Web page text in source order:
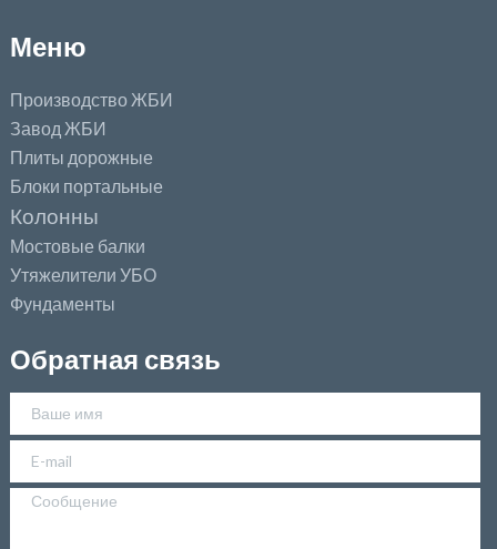
Меню
Производство ЖБИ
Завод ЖБИ
Плиты дорожные
Блоки портальные
Колонны
Мостовые балки
Утяжелители УБО
Фундаменты
Обратная связь